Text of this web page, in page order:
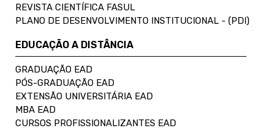
REVISTA CIENTÍFICA FASUL
PLANO DE DESENVOLVIMENTO INSTITUCIONAL - (PDI)
EDUCAÇÃO A DISTÂNCIA
GRADUAÇÃO EAD
PÓS-GRADUAÇÃO EAD
EXTENSÃO UNIVERSITÁRIA EAD
MBA EAD
CURSOS PROFISSIONALIZANTES EAD